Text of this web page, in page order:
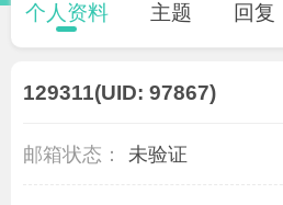
个人资料 主题 回复
129311(UID: 97867)
邮箱状态： 未验证